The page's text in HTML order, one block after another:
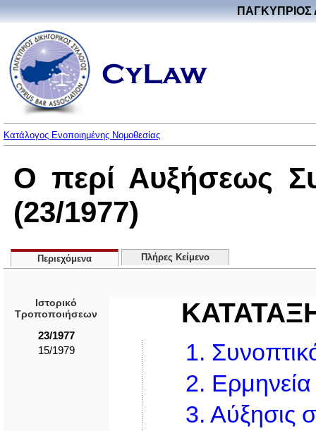
ΠΑΓΚΥΠΡΙΟΣ
Κατάλογος Ενοποιημένης Νομοθεσίας
Ο περί Αυξήσεως
(23/1977)
Περιεχόμενα Πλήρες Κείμενο
Ιστορικό
Τροποποιήσεων
23/1977
15/1979
1.
2. Ερμηνεία
3. Αύξησις